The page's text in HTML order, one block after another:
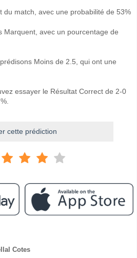
du match, avec une probabilité de 53%
Marquent, avec un pourcentage de
Moins de 2.5, qui ont une
essayer le Résultat Correct de 2-0
cette prédiction
Cotes